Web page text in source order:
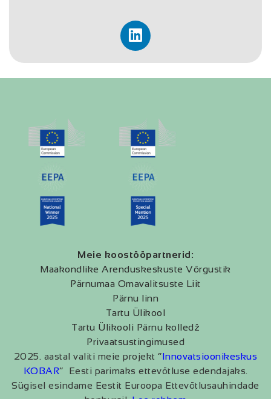
Meie koostööpartnerid:
Maakondlike Arenduskeskuste Võrgustik
Pärnumaa Omavalitsuste Liit
Pärnu linn
Tartu Ülikool
Tartu Ülikooli Pärnu kolledž
Privaatsustingimused
2025. aastal valiti meie projekt “Innovatsioonikeskus
KOBAR” Eesti parimaks ettevõtluse edendajaks.
Sügisel esindame Eestit Euroopa Ettevõtlusauhindade